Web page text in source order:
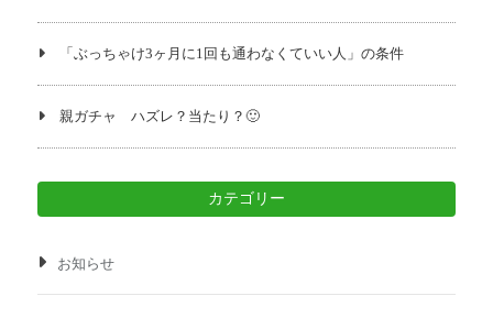
「ぶっちゃけ3ヶ月に1回も通わなくていい人」の条件
親ガチャ ハズレ？当たり？🙂
カテゴリー
お知らせ